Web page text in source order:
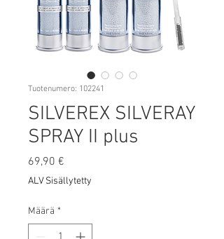
Tuotenumero: 102241
SILVEREX SILVERAY
SPRAY II plus
69,90 €
ALV Sisällytetty
Määrä *